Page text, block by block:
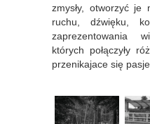
zmysły, otworzyć je
ruchu, dźwięku,
zaprezentowania
których połączyły
przenikajace się pasje.